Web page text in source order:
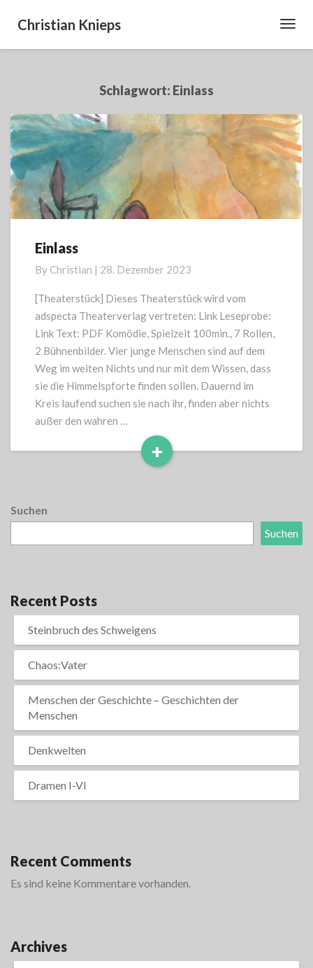
Christian Knieps
Schlagwort: Einlass
Einlass
Einlass
By Christian | 28. Dezember 2023
[Theaterstück] Dieses Theaterstück wird vom
adspecta Theaterverlag vertreten: Link Leseprobe:
Link Text: PDF Komödie, Spielzeit 100min., 7 Rollen,
2 Bühnenbilder. Vier junge Menschen sind auf dem
Weg im weiten Nichts und nur mit dem Wissen, dass
sie die Himmelspforte finden sollen. Dauernd im
Kreis laufend suchen sie nach ihr, finden aber nichts
außer den wahren …
+
Read
Suchen
Suchen
Recent Posts
Steinbruch des Schweigens
Chaos:Vater
Menschen der Geschichte – Geschichten der
Menschen
Denkwelten
Dramen I-VI
Recent Comments
Es sind keine Kommentare vorhanden.
Archives